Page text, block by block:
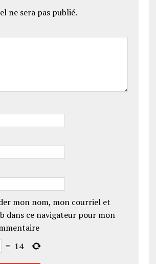
ne sera pas publié.
mon nom, mon courriel et
dans ce navigateur pour mon
= 14